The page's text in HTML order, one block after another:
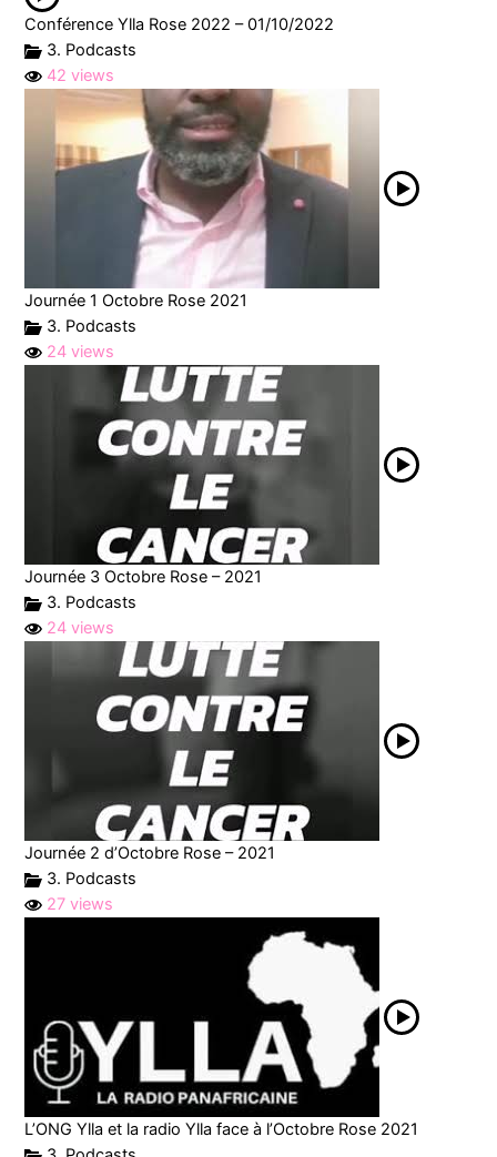
Conférence Ylla Rose 2022 – 01/10/2022
3. Podcasts
42 views
Journée 1 Octobre Rose 2021
3. Podcasts
24 views
Journée 3 Octobre Rose – 2021
3. Podcasts
24 views
Journée 2 d’Octobre Rose – 2021
3. Podcasts
27 views
L’ONG Ylla et la radio Ylla face à l’Octobre Rose 2021